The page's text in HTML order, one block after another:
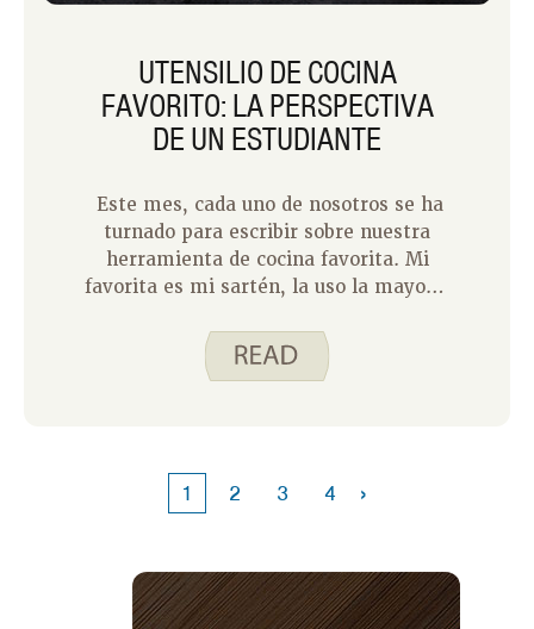
UTENSILIO DE COCINA
FAVORITO: LA PERSPECTIVA
DE UN ESTUDIANTE
Este mes, cada uno de nosotros se ha
turnado para escribir sobre nuestra
herramienta de cocina favorita. Mi
favorita es mi sartén, la uso la mayoría
huevos, sándwiches de queso a la
parrilla, panqueques, salteados, frijoles
estudiantil, Maggie, sobre su
herramienta de cocina favorita porque
de nuestra vida. Sé que cuando era
estudiante mi herramienta de cocina
1 2 3 4 ›